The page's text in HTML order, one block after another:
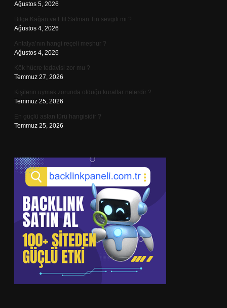
Ağustos 5, 2026
Bilge Kağan ve Etil Salman Tin sevgili mi ?
Ağustos 4, 2026
Antalya’nın hangi reçeli meşhur ?
Ağustos 4, 2026
Kök hücre tedavisi zor mu ?
Temmuz 27, 2026
Kişilerin uymak zorunda olduğu kurallar nelerdir ?
Temmuz 25, 2026
En güçlü aslan türü hangisidir ?
Temmuz 25, 2026